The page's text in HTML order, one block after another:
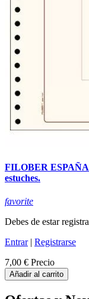
FILOBER ESPAÑA
estuches.
favorite
Debes de estar
Entrar| Registrarse
7,00 € Precio
Añadir al carrito